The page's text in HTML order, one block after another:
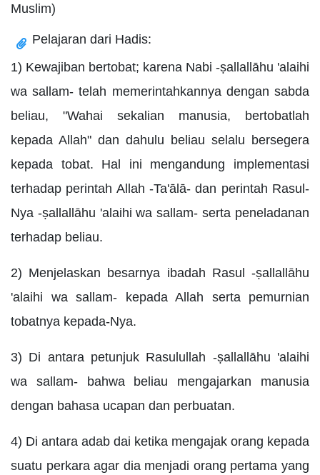
Muslim)
Pelajaran dari Hadis:
1) Kewajiban bertobat; karena Nabi -ṣallallāhu 'alaihi
wa sallam- telah memerintahkannya dengan sabda
beliau, "Wahai sekalian manusia, bertobatlah
kepada Allah" dan dahulu beliau selalu bersegera
kepada tobat. Hal ini mengandung implementasi
terhadap perintah Allah -Ta'ālā- dan perintah Rasul-
Nya -ṣallallāhu 'alaihi wa sallam- serta peneladanan
terhadap beliau.
2) Menjelaskan besarnya ibadah Rasul -ṣallallāhu
'alaihi wa sallam- kepada Allah serta pemurnian
tobatnya kepada-Nya.
3) Di antara petunjuk Rasulullah -ṣallallāhu 'alaihi
wa sallam- bahwa beliau mengajarkan manusia
dengan bahasa ucapan dan perbuatan.
4) Di antara adab dai ketika mengajak orang kepada
suatu perkara agar dia menjadi orang pertama yang